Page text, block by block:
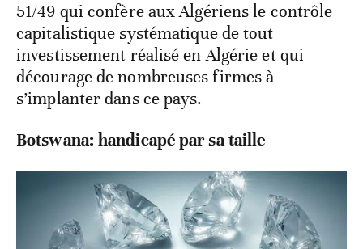
51/49 qui confère aux Algériens le contrôle
capitalistique systématique de tout
investissement réalisé en Algérie et qui
décourage de nombreuses firmes à
s’implanter dans ce pays.
Botswana: handicapé par sa taille